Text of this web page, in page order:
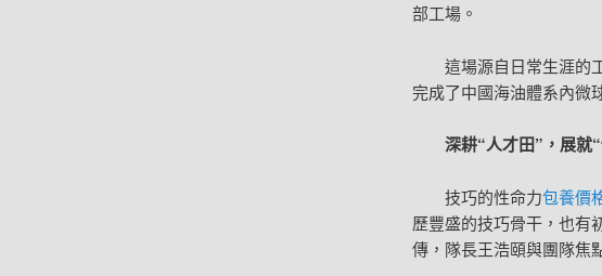
部工場。
這場源自日常生涯的
完成了中國海油體系內微
深耕“人才田”，展就
技巧的性命力包養價
歷豐盛的技巧骨干，也有
傳，隊長王浩頤與團隊焦